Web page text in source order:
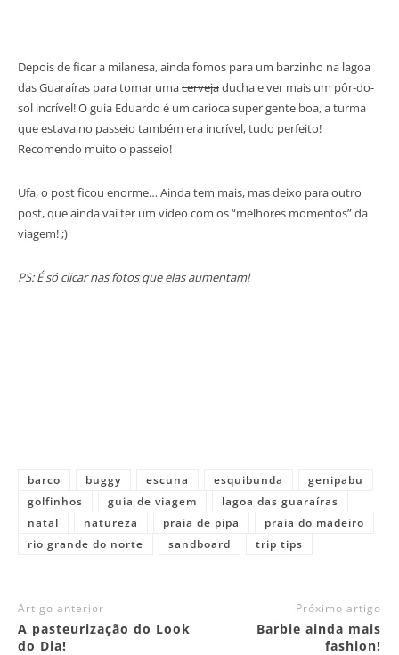
Depois de ficar a milanesa, ainda fomos para um barzinho na lagoa
das Guaraíras para tomar umacervejaducha e ver mais um pôr-do-
sol incrível! O guia Eduardo é um carioca super gente boa, a turma
que estava no passeio também era incrível, tudo perfeito!
Recomendo muito o passeio!
Ufa, o post ficou enorme… Ainda tem mais, mas deixo para outro
post, que ainda vai ter um vídeo com os “melhores momentos” da
viagem! ;)
PS: É só clicar nas fotos que elas aumentam!
barco buggy escuna esquibunda
genipabu
golfinhos
guia de viagem
lagoa das guaraíras
natal
natureza praia de pipa
praia do madeiro
rio grande do norte
sandboard trip tips
Artigo anterior
A pasteurização do Look
do Dia!
Próximo artigo
Barbie ainda mais
fashion!